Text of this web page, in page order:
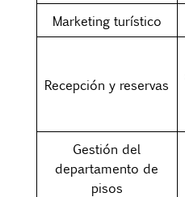
Marketing turístico
Recepción y reservas
Gestión del
departamento de
pisos